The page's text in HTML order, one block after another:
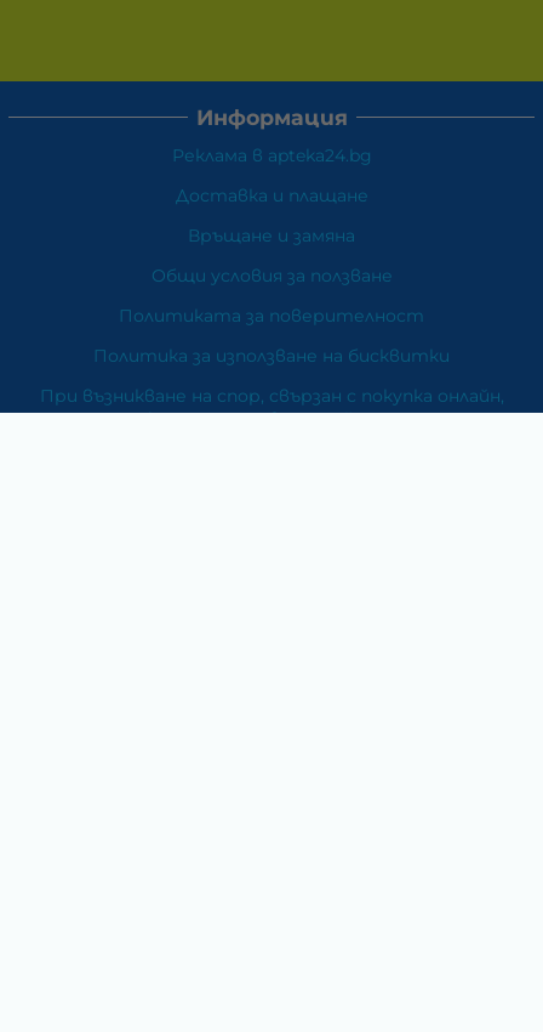
Информация
Реклама в apteka24.bg
Доставка и плащане
Връщане и замяна
Общи условия за ползване
Политиката за поверителност
Политика за използване на бисквитки
При възникване на спор, свързан с покупка онлайн,
можете да ползвате сайта ОРС